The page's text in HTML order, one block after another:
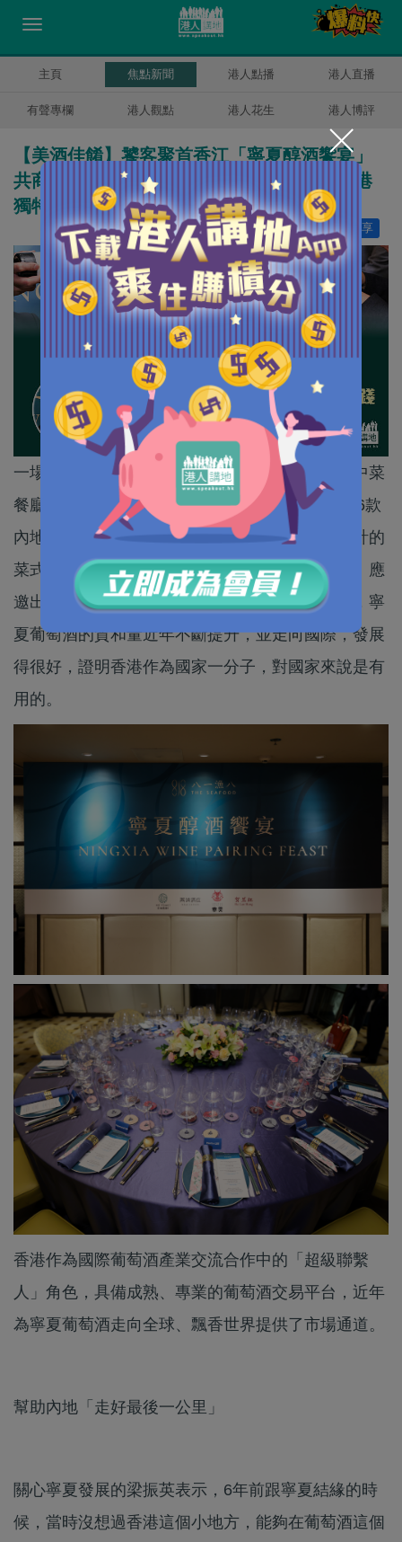
主頁 焦點新聞 港人點播 港人直播
有聲專欄 港人觀點 港人花生 港人博評
【美酒佳餚】饕客聚首香江「寧夏醇酒饗宴」
共商對外推廣寧夏葡萄酒大計、梁振英：香港
獨特作用助好東西賣好價錢！
分享
讚好 18
一場寧夏醇酒饗宴，近日在香港美心集團旗下的中菜
餐廳「八一漁八」舉行。跨越2000多公里而來的6款
內地寧夏賀蘭山頂級佳釀，配搭餐廳多道精心設計的
菜式，帶領饕客們通過一頓飯時間「味遊」世界。應
邀出席晚宴的全國政協副主席梁振英致詞時表示，寧
夏葡萄酒的質和量近年不斷提升，並走向國際，發展
得很好，證明香港作為國家一分子，對國家來說是有
用的。
香港作為國際葡萄酒產業交流合作中的「超級聯繫
人」角色，具備成熟、專業的葡萄酒交易平台，近年
為寧夏葡萄酒走向全球、飄香世界提供了市場通道。
幫助內地「走好最後一公里」
關心寧夏發展的梁振英表示，6年前跟寧夏結緣的時
候，當時沒想過香港這個小地方，能夠在葡萄酒這個